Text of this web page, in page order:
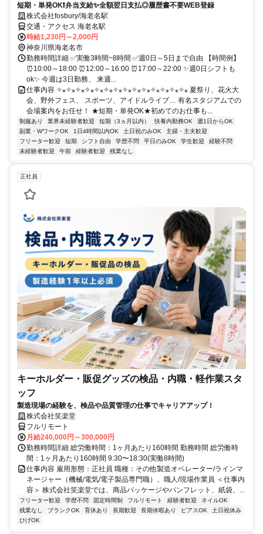
短期・単発OK❗弁当支給✨全額翌日支払◎履歴書不要WEB登録
株式会社fosbury/海老名駅
交通・アクセス 海老名駅
時給1,230円～2,000円
神奈川県海老名市
勤務時間詳細 ✅実働3時間~8時間 ✅週0日～5日まで自由 【時間例】
⏰10:00～18:00 ⏰12:00～16:00 ⏰17:00～22:00 ✨週0日シフトも
ok✨ 今週は3日勤務、 来週...
仕事内容 ✧⁎✧⁎✧⁎✧⁎✧⁎✧⁎✧⁎✧⁎✧⁎✧⁎✧⁎✧⁎✧⁎✧⁎ 夏祭り、花火大
会、野外フェス、 スポーツ、アイドルライブ… 有名スタジアムでの
会場案内をお任せ！ ★短期・単発OK★初めてのお仕事も...
制服あり 業界未経験者歓迎 短期（3ヵ月以内） 扶養内勤務OK
週1日からOK
副業・WワークOK
1日4時間以内OK 土日祝のみOK
主婦・主夫歓迎
フリーター歓迎
短期 シフト自由 学歴不問 平日のみOK 学生歓迎
経験不問
未経験者歓迎
午前 経験者歓迎 残業なし
正社員
キーホルダー・販促グッズの検品・内職・軽作業スタ
ッフ
製造現場の経験を、検品や品質管理の仕事でキャリアアップ！
株式会社笑楽堂
フルリモート
月給240,000円～300,000円
勤務時間詳細 総労働時間：1ヶ月あたり160時間 勤務時間 総労働時
間：1ヶ月あたり160時間 9:30〜18:30(実働8時間)
仕事内容 雇用形態：正社員 職種：その他製造オペレーター/ラインマ
ネージャー（機械/電気/電子製品専門職）、職人/現場作業員 ＜仕事内
容＞ 株式会社笑楽堂では、商品パッケージやパンフレット、紙袋、...
フリーター歓迎 学歴不問 固定時間制 フルリモート 経験者歓迎
ネイルOK
残業なし
ブランクOK 育休あり 長期歓迎 長期休暇あり ピアスOK
土日祝休み
ひげOK